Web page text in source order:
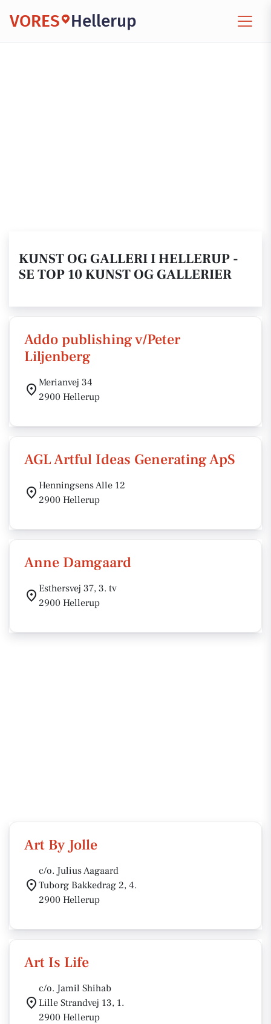
VORES Hellerup
KUNST OG GALLERI I HELLERUP -
SE TOP 10 KUNST OG GALLERIER
Addo publishing v/Peter
Liljenberg
Merianvej 34
2900 Hellerup
AGL Artful Ideas Generating ApS
Henningsens Alle 12
2900 Hellerup
Anne Damgaard
Esthersvej 37, 3. tv
2900 Hellerup
Art By Jolle
c/o. Julius Aagaard
Tuborg Bakkedrag 2, 4.
2900 Hellerup
Art Is Life
c/o. Jamil Shihab
Lille Strandvej 13, 1.
2900 Hellerup